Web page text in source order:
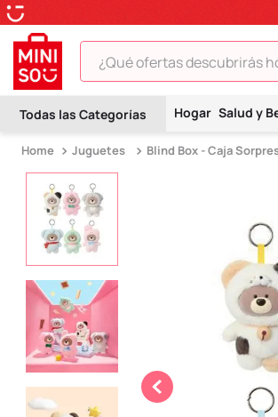
¿Qué ofertas descubrirás
Hogar Salud y
Juguetes Blind Box - Caja
TÉRMINOS MÁS
2
hello kitty
ositos cariñositos
9.
one piece
.